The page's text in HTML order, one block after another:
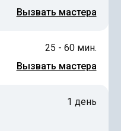
Вызвать мастера
25 - 60 мин.
Вызвать мастера
1 день